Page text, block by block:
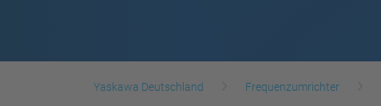
Yaskawa Deutschland Frequenzumrichter